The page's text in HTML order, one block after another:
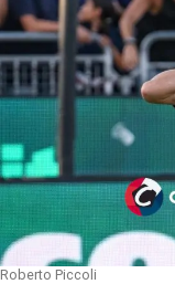
Roberto Piccoli